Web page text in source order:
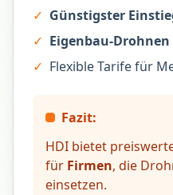
✓ Günstigster
✓ Eigenbau-Drohnen
✓ Flexible Tarife für
Fazit:
HDI bietet
für Firmen, die
einsetzen.